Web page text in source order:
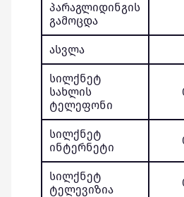
პარაგლიდინგის
გამოცდა
ასვლა
სილქნეტ
სახლის
ტელეფონი
სილქნეტ
ინტერნეტი
სილქნეტ
ტელევიზია